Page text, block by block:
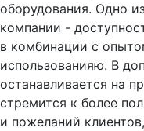
оборудования. Одно
компании -
в комбинации с
использованияю. В
останавливается на
стремится к более
и пожеланий